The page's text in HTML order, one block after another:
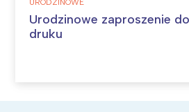
Urodzinowe zaproszenie do
druku